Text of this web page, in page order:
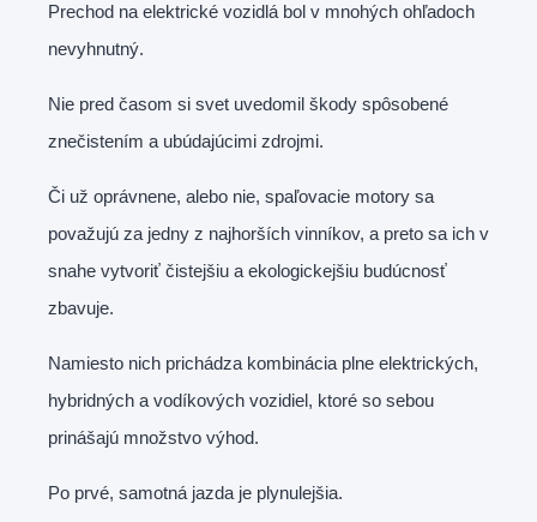
Prechod na elektrické vozidlá bol v mnohých ohľadoch
nevyhnutný.
Nie pred časom si svet uvedomil škody spôsobené
znečistením a ubúdajúcimi zdrojmi.
Či už oprávnene, alebo nie, spaľovacie motory sa
považujú za jedny z najhorších vinníkov, a preto sa ich v
snahe vytvoriť čistejšiu a ekologickejšiu budúcnosť
zbavuje.
Namiesto nich prichádza kombinácia plne elektrických,
hybridných a vodíkových vozidiel, ktoré so sebou
prinášajú množstvo výhod.
Po prvé, samotná jazda je plynulejšia.